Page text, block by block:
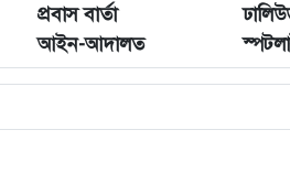
প্রবাস বার্তা
আইন-আদালত